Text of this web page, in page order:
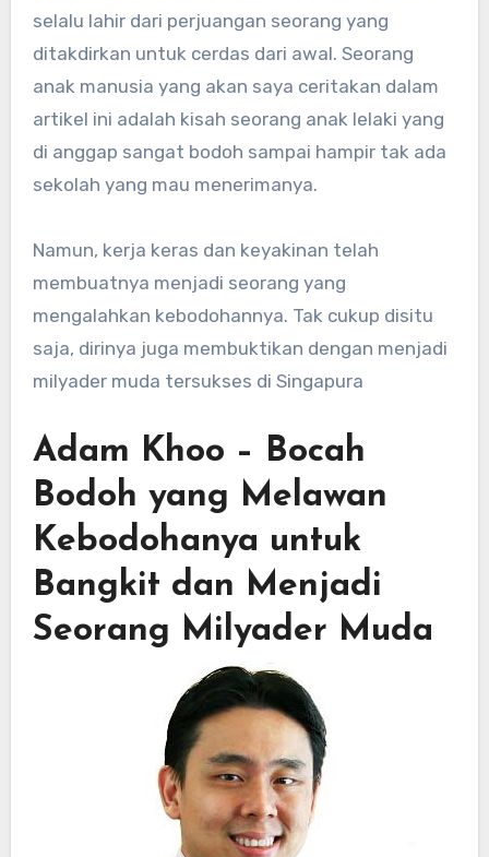
selalu lahir dari perjuangan seorang yang
ditakdirkan untuk cerdas dari awal. Seorang
anak manusia yang akan saya ceritakan dalam
artikel ini adalah kisah seorang anak lelaki yang
di anggap sangat bodoh sampai hampir tak ada
sekolah yang mau menerimanya.
Namun, kerja keras dan keyakinan telah
membuatnya menjadi seorang yang
mengalahkan kebodohannya. Tak cukup disitu
saja, dirinya juga membuktikan dengan menjadi
milyader muda tersukses di Singapura
Adam Khoo – Bocah
Bodoh yang Melawan
Kebodohanya untuk
Bangkit dan Menjadi
Seorang Milyader Muda